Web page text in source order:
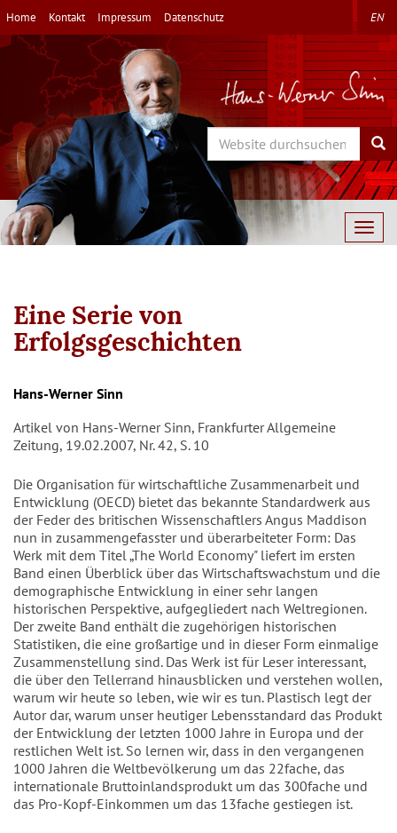
Direkt
zum
Inhalt
Home Kontakt Impressum Datenschutz EN
Search
Eine Serie von
Erfolgsgeschichten
Hans-Werner Sinn
Artikel von Hans-Werner Sinn, Frankfurter Allgemeine
Zeitung, 19.02.2007, Nr. 42, S. 10
Die Organisation für wirtschaftliche Zusammenarbeit und
Entwicklung (OECD) bietet das bekannte Standardwerk aus
der Feder des britischen Wissenschaftlers Angus Maddison
nun in zusammengefasster und überarbeiteter Form: Das
Werk mit dem Titel „The World Economy" liefert im ersten
Band einen Überblick über das Wirtschaftswachstum und die
demographische Entwicklung in einer sehr langen
historischen Perspektive, aufgegliedert nach Weltregionen.
Der zweite Band enthält die zugehörigen historischen
Statistiken, die eine großartige und in dieser Form einmalige
Zusammenstellung sind. Das Werk ist für Leser interessant,
die über den Tellerrand hinausblicken und verstehen wollen,
warum wir heute so leben, wie wir es tun. Plastisch legt der
Autor dar, warum unser heutiger Lebensstandard das Produkt
der Entwicklung der letzten 1000 Jahre in Europa und der
restlichen Welt ist. So lernen wir, dass in den vergangenen
1000 Jahren die Weltbevölkerung um das 22fache, das
internationale Bruttoinlandsprodukt um das 300fache und
das Pro-Kopf-Einkommen um das 13fache gestiegen ist.